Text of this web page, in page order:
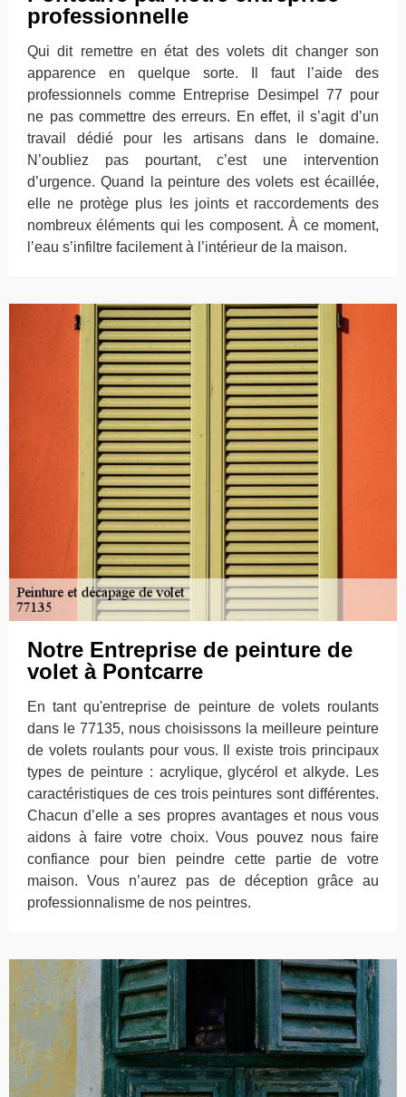
professionnelle
Qui dit remettre en état des volets dit changer son
apparence en quelque sorte. Il faut l’aide des
professionnels comme Entreprise Desimpel 77 pour
ne pas commettre des erreurs. En effet, il s’agit d’un
travail dédié pour les artisans dans le domaine.
N’oubliez pas pourtant, c’est une intervention
d’urgence. Quand la peinture des volets est écaillée,
elle ne protège plus les joints et raccordements des
nombreux éléments qui les composent. À ce moment,
l’eau s’infiltre facilement à l’intérieur de la maison.
Notre Entreprise de peinture de
volet à Pontcarre
En tant qu'entreprise de peinture de volets roulants
dans le 77135, nous choisissons la meilleure peinture
de volets roulants pour vous. Il existe trois principaux
types de peinture : acrylique, glycérol et alkyde. Les
caractéristiques de ces trois peintures sont différentes.
Chacun d’elle a ses propres avantages et nous vous
aidons à faire votre choix. Vous pouvez nous faire
confiance pour bien peindre cette partie de votre
maison. Vous n’aurez pas de déception grâce au
professionnalisme de nos peintres.